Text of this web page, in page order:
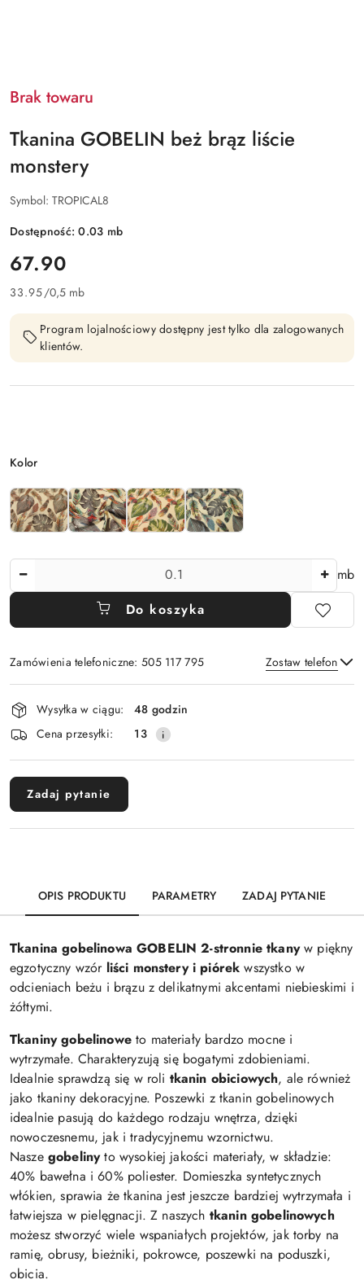
Brak towaru
Tkanina GOBELIN beż brąz liście
monstery
Symbol: TROPICAL8
Dostępność:0.03 mb
cena:
67.90
33.95/0,5 mb
Program lojalnościowy dostępny jest tylko dla zalogowanych
klientów.
Wariant
Kolor
mb
Do koszyka
Zamówienia telefoniczne: 505 117 795 Zostaw telefon
Wyślij
Dostępność
i
dostawa
Wysyłka w ciągu:
48 godzin
Cena przesyłki:
13
Zadaj pytanie
OPIS PRODUKTU PARAMETRY ZADAJ PYTANIE
Tkanina gobelinowa GOBELIN 2-stronnie tkanyw piękny
egzotyczny wzór liści monstery i piórek wszystko w
odcieniach beżu i brązu z delikatnymi akcentami niebieskimi i
żółtymi.
Tkaniny gobelinoweto materiały bardzo mocne i
wytrzymałe. Charakteryzują się bogatymi zdobieniami.
Idealnie sprawdzą się w roli tkanin obiciowych, ale również
jako tkaniny dekoracyjne. Poszewki z tkanin gobelinowych
idealnie pasują do każdego rodzaju wnętrza, dzięki
nowoczesnemu, jak i tradycyjnemu wzornictwu.
Nasze gobelinyto wysokiej jakości materiały, w składzie:
40% bawełna i 60% poliester. Domieszka syntetycznych
włókien, sprawia że tkanina jest jeszcze bardziej wytrzymała i
łatwiejsza w pielęgnacji. Z naszych tkanin gobelinowych
możesz stworzyć wiele wspaniałych projektów, jak torby na
ramię, obrusy, bieżniki, pokrowce, poszewki na poduszki,
obicia.